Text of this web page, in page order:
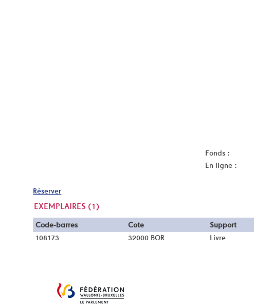
Fonds :
En ligne :
Réserver
EXEMPLAIRES (1)
Liste des exemplaires
Code-barres Cote Support
108173
32000 BOR Livre